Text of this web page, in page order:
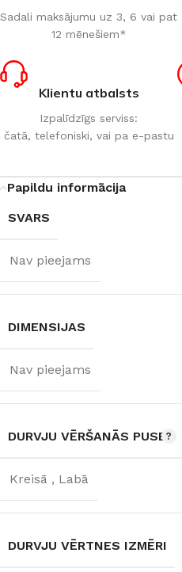
Sadali maksājumu uz 3, 6 vai pat
12 mēnešiem*
Klientu atbalsts
Izpalīdzīgs serviss:
čatā, telefoniski, vai pa e-pastu
Papildu informācija
SVARS
Nav pieejams
DIMENSIJAS
Nav pieejams
DURVJU VĒRŠANĀS PUSE
Kreisā , Labā
DURVJU VĒRTNES IZMĒRI